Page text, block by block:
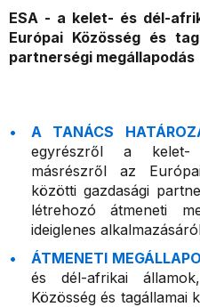
ESA - a kelet- és dél-
Európai Közösség és
partnerségi megállapodás
A TANÁCS
egyrészről a kelet-
másrészről az
közötti gazdasági
létrehozó átmeneti
ideiglenes
ÁTMENETI
és dél-afrikai
Közösség és tagállamai